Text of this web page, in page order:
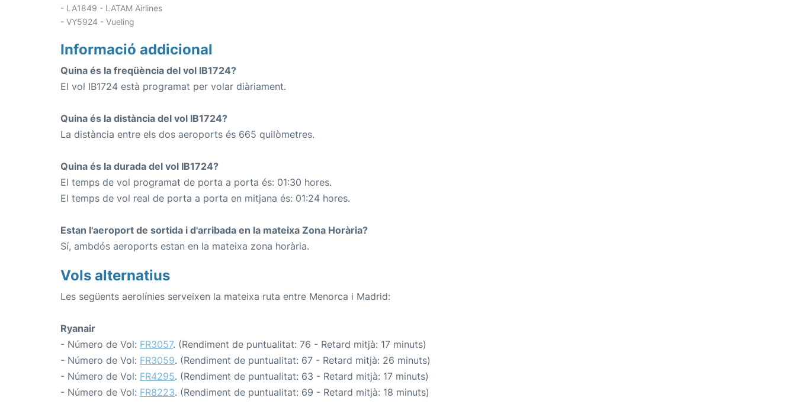
- LA1849 - LATAM Airlines
- VY5924 - Vueling
Informació addicional
Quina és la freqüència del vol IB1724?
El vol IB1724 està programat per volar diàriament.
Quina és la distància del vol IB1724?
La distància entre els dos aeroports és 665 quilòmetres.
Quina és la durada del vol IB1724?
El temps de vol programat de porta a porta és: 01:30 hores.
El temps de vol real de porta a porta en mitjana és: 01:24 hores.
Estan l'aeroport de sortida i d'arribada en la mateixa Zona Horària?
Sí, ambdós aeroports estan en la mateixa zona horària.
Vols alternatius
Les següents aerolínies serveixen la mateixa ruta entre Menorca i Madrid:
Ryanair
- Número de Vol: FR3057. (Rendiment de puntualitat: 76 - Retard mitjà: 17 minuts)
- Número de Vol: FR3059. (Rendiment de puntualitat: 67 - Retard mitjà: 26 minuts)
- Número de Vol: FR4295. (Rendiment de puntualitat: 63 - Retard mitjà: 17 minuts)
- Número de Vol: FR8223. (Rendiment de puntualitat: 69 - Retard mitjà: 18 minuts)